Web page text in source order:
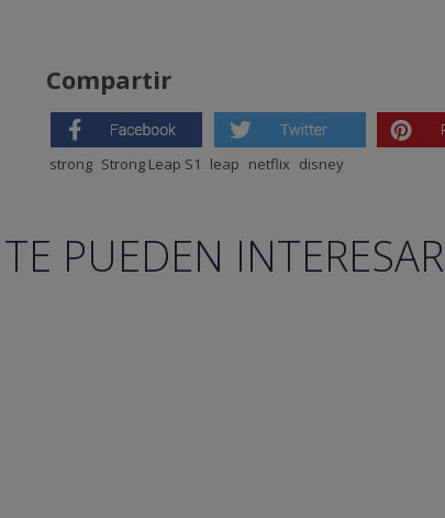
Compartir
strong Strong Leap S1 leap netflix disney
PUEDEN INTERESAR